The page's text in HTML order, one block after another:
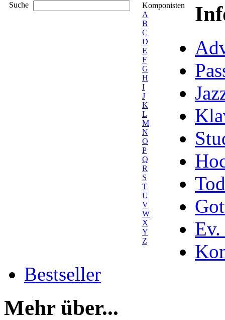
Suche
Komponisten
A
B
C
D
E
F
G
H
I
J
K
L
M
N
O
P
Q
R
S
T
U
V
W
X
Y
Z
Ev.
Bestseller
Mehr über...